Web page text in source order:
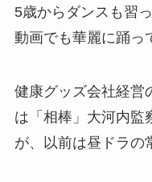
5歳からダンスも習
動画でも華麗に踊っ
健康グッズ会社経営
は「相棒」大河内監
が、以前は昼ドラの